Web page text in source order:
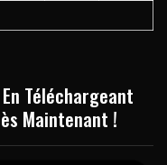
Téléchargeant
Maintenant !